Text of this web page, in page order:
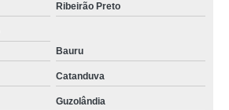
Ribeirão Preto
Bauru
Catanduva
Guzolândia